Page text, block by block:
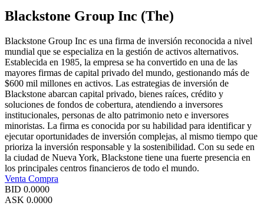
Blackstone Group Inc (The)
Blackstone Group Inc es una firma de inversión reconocida a nivel
mundial que se especializa en la gestión de activos alternativos.
Establecida en 1985, la empresa se ha convertido en una de las
mayores firmas de capital privado del mundo, gestionando más de
$600 mil millones en activos. Las estrategias de inversión de
Blackstone abarcan capital privado, bienes raíces, crédito y
soluciones de fondos de cobertura, atendiendo a inversores
institucionales, personas de alto patrimonio neto e inversores
minoristas. La firma es conocida por su habilidad para identificar y
ejecutar oportunidades de inversión complejas, al mismo tiempo que
prioriza la inversión responsable y la sostenibilidad. Con su sede en
la ciudad de Nueva York, Blackstone tiene una fuerte presencia en
los principales centros financieros de todo el mundo.
Venta Compra
BID 0.0000
ASK 0.0000